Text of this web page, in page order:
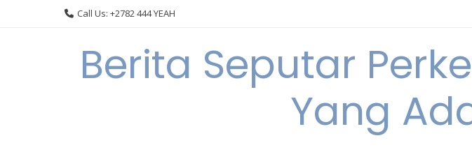
Call Us: +2782 444 YEAH
Berita Seputar
Yang